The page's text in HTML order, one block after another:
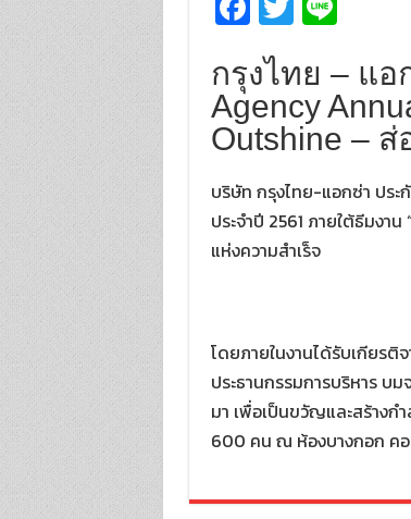
ce
b
o
o
k
wi
tt
er
e
กรุงไทย – แ
Agency
Outshine – ส่
บริษัท กรุงไทย-แอกซ่า ปร
ประจำปี 2561 ภายใต้ธีมง
แห่งความสำเร็จ
โดยภายในงานได้รับเกียรติ
ประธานกรรมการบริหาร บ
มา เพื่อเป็นขวัญและสร้างก
600 คน ณ ห้องบางกอก คอ